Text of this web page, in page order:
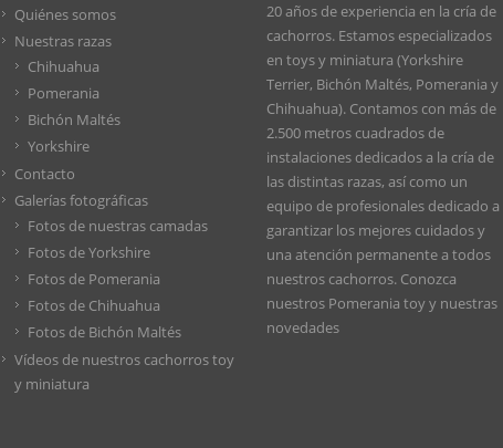
Quiénes somos
Nuestras razas
Chihuahua
Pomerania
Bichón Maltés
Yorkshire
Contacto
Galerías fotográficas
Fotos de nuestras camadas
Fotos de Yorkshire
Fotos de Pomerania
Fotos de Chihuahua
Fotos de Bichón Maltés
Vídeos de nuestros cachorros toy
y miniatura
20 años de experiencia en la cría de
cachorros. Estamos especializados
en toys y miniatura (Yorkshire
Terrier, Bichón Maltés, Pomerania y
Chihuahua). Contamos con más de
2.500 metros cuadrados de
instalaciones dedicados a la cría de
las distintas razas, así como un
equipo de profesionales dedicado a
garantizar los mejores cuidados y
una atención permanente a todos
nuestros cachorros. Conozca
nuestros Pomerania toyy nuestras
novedades